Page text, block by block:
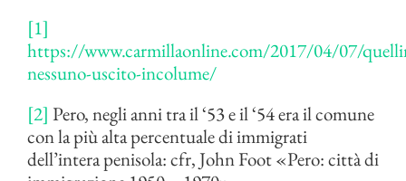
[1]
https://www.carmillaonline.com/2017/04/07/
nessuno-uscito-incolume/
[2] Pero, negli anni tra il ‘53 e il ‘54 era il comune
con la più alta percentuale di immigrati
dell’intera penisola: cfr, John Foot «Pero: città di